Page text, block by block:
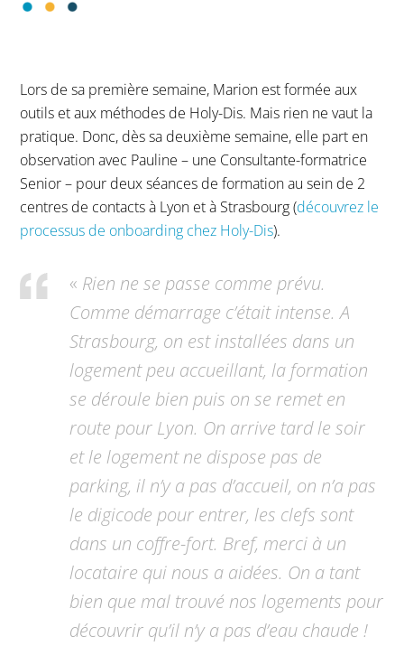
Lors de sa première semaine, Marion est formée aux
outils et aux méthodes de Holy-Dis. Mais rien ne vaut la
pratique. Donc, dès sa deuxième semaine, elle part en
observation avec Pauline – une Consultante-formatrice
Senior – pour deux séances de formation au sein de 2
centres de contacts à Lyon et à Strasbourg (découvrez le
processus de onboarding chez Holy-Dis).
« Rien ne se passe comme prévu.
Comme démarrage c’était intense. A
Strasbourg, on est installées dans un
logement peu accueillant, la formation
se déroule bien puis on se remet en
route pour Lyon. On arrive tard le soir
et le logement ne dispose pas de
parking, il n’y a pas d’accueil, on n’a pas
le digicode pour entrer, les clefs sont
dans un coffre-fort. Bref, merci à un
locataire qui nous a aidées. On a tant
bien que mal trouvé nos logements pour
découvrir qu’il n’y a pas d’eau chaude !